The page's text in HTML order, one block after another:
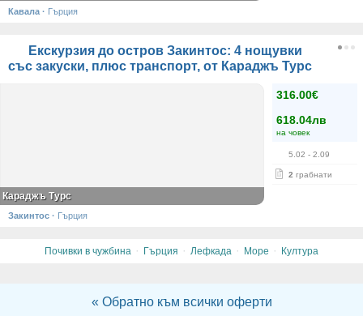
Кавала · Гърция
Екскурзия до остров Закинтос: 4 нощувки
със закуски, плюс транспорт, от Караджъ Турс
316.00€
618.04лв
на човек
5.02 - 2.09
2 грабнати
Караджъ Турс
Закинтос · Гърция
Почивки в чужбина · Гърция · Лефкада · Море · Култура
« Обратно към всички оферти